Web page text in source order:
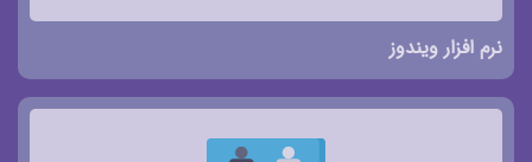
نرم افزار ویندوز